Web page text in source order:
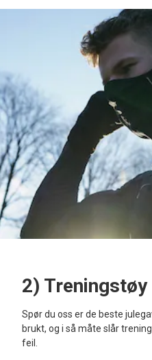
2)
Spør du oss er de beste
brukt, og i så måte slår
feil.